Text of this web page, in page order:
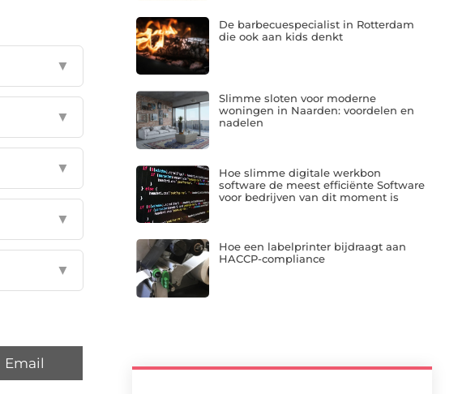
▼
▼
▼
▼
▼
Email
De barbecuespecialist in Rotterdam
die ook aan kids denkt
Slimme sloten voor moderne
woningen in Naarden: voordelen en
nadelen
Hoe slimme digitale werkbon
software de meest efficiënte Software
voor bedrijven van dit moment is
Hoe een labelprinter bijdraagt aan
HACCP-compliance